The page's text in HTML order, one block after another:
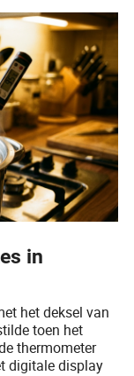
in
het deksel van
toen het
thermometer
digitale display